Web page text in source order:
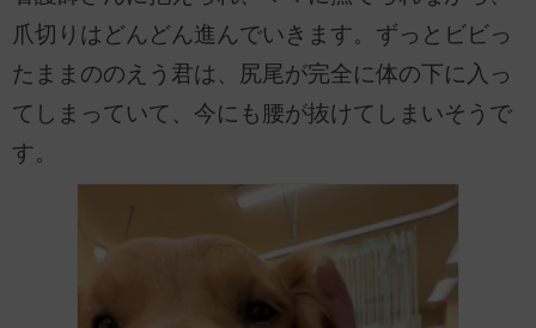
爪切りはどんどん進んでいきます。ずっとビビっ
たままののえう君は、尻尾が完全に体の下に入っ
てしまっていて、今にも腰が抜けてしまいそうで
す。